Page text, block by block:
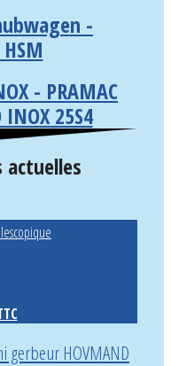
-
- PRAMAC
INOX 25S4